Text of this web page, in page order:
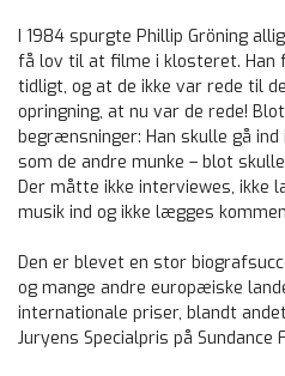
I 1984 spurgte Phillip Gröning
få lov til at filme i klosteret.
tidligt, og at de ikke var rede til
opringning, at nu var de rede!
begrænsninger: Han skulle gå
som de andre munke – blot
Der måtte ikke interviewes, ikke
musik ind og ikke lægges
Den er blevet en stor
og mange andre europæiske
internationale priser, blandt
Juryens Specialpris på Sundance